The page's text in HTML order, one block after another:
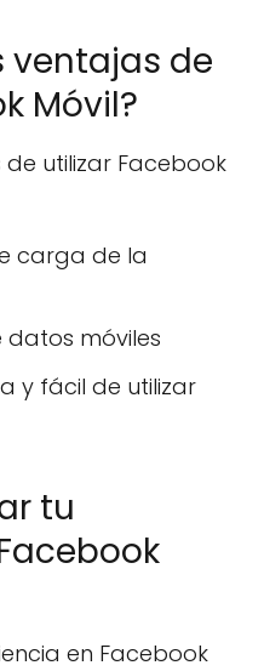
ventajas de
Móvil?
utilizar Facebook
carga de la
datos móviles
y fácil de utilizar
tu
en Facebook